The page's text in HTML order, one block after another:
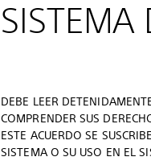
SISTEMA
DEBE LEER
COMPRENDER SUS
ESTE ACUERDO SE
SISTEMA O SU USO EN EL